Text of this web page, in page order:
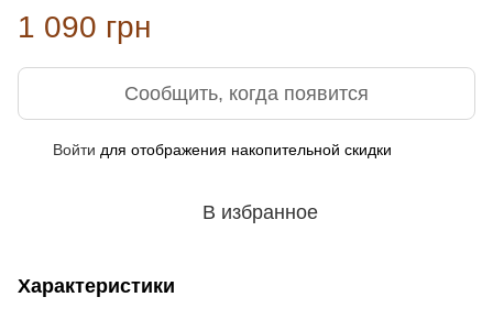
1 090 грн
Сообщить, когда появится
Войти для отображения накопительной скидки
В избранное
Характеристики